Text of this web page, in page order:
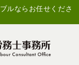
ルならお任せくださ